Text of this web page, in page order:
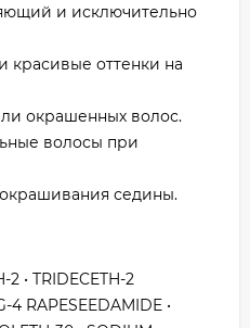
и исключительно
оттенки на
окрашенных волос.
волосы при
седины.
2 • TRIDECETH-2
4 RAPESEEDAMIDE •